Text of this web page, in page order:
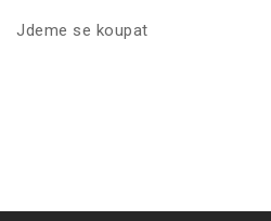
Jdeme se koupat